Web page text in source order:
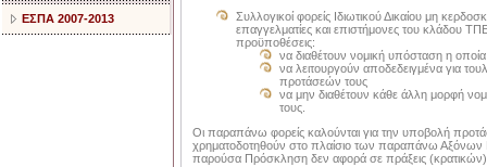
ΕΣΠΑ 2007-2013
Συλλογικοί φορείς Ιδιωτικού Δικαίου μη
επαγγελματίες και επιστήμονες του κλάδου
προϋποθέσεις:
να διαθέτουν νομική υπόσταση η
να λειτουργούν αποδεδειγμένα για
προτάσεών τους
να μην διαθέτουν κάθε άλλη μορφή
τους.
Οι παραπάνω φορείς καλούνται για την υποβολή
χρηματοδοτηθούν στo πλαίσιο των παραπάνω Αξόνων
παρούσα Πρόσκληση δεν αφορά σε πράξεις